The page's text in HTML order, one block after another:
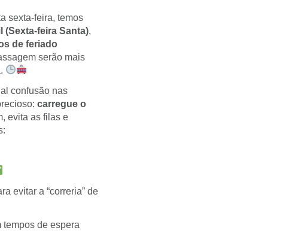
sexta-feira, temos
(Sexta-feira Santa),
de feriado
serão mais
confusão nas
carregue o
evita as filas e
evitar a “correria” de
de espera